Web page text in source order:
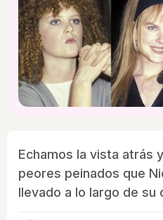
Echamos la vista atrás
peores peinados que
llevado a lo largo de su